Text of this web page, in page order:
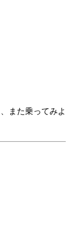
また乗ってみよ